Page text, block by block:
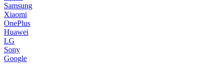
Samsung
Xiaomi
OnePlus
Huawei
LG
Sony
Google